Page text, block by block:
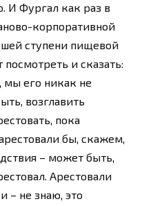
И Фургал как раз в
корпоративной
ступени пищевой
и сказать:
мы его никак не
возглавить
пока
бы, скажем,
– может быть,
Арестовали
– не знаю, это